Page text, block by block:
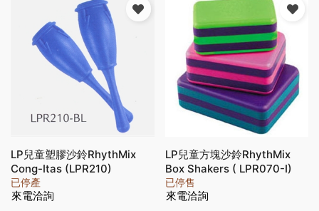
LP兒童塑膠沙鈴RhythMix
Cong-Itas (LPR210)
已停產
來電洽詢
LP兒童方塊沙鈴RhythMix
Box Shakers ( LPR070-I)
已停售
來電洽詢